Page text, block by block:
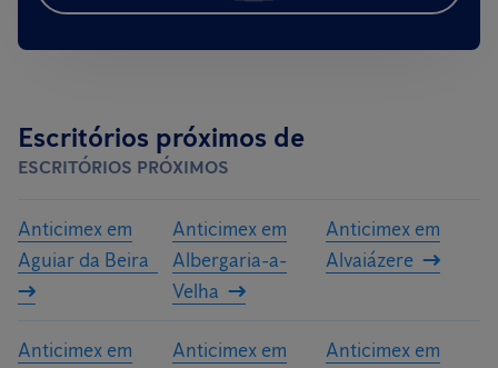
Escritórios próximos de
ESCRITÓRIOS PRÓXIMOS
Anticimex em
Aguiar da Beira
Anticimex em
Albergaria-a-
Velha
Anticimex em
Alvaiázere
Anticimex em
Anticimex em
Anticimex em